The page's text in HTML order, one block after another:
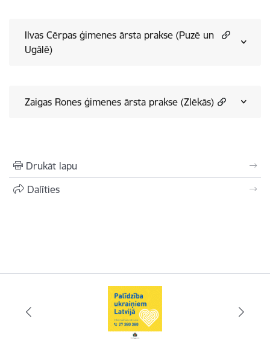
Ilvas Cērpas ģimenes ārsta prakse (Puzē un
Ugālē)
Zaigas Rones ģimenes ārsta prakse (Zlēkās)
Drukāt lapu
Dalīties